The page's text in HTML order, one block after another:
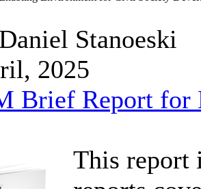
Daniel Stanoeski
2025
Brief Report for
This report